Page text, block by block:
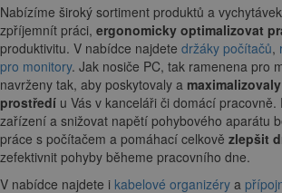
Nabízíme široký sortiment produktů a
zpříjemnít práci, ergonomicky optimalizovat
produktivitu. V nabídce najdete držáky počítačů,
pro monitory. Jak nosiče PC, tak ramenena pro
navrženy tak, aby poskytovaly a
prostředí u Vás v kanceláři či domácí
zařízení a snižovat napětí pohybového aparátu
práce s počítačem a pomáhací celkově zlepšit
zefektivnit pohyby běheme pracovního dne.
V nabídce najdete i kabelové organizéry a